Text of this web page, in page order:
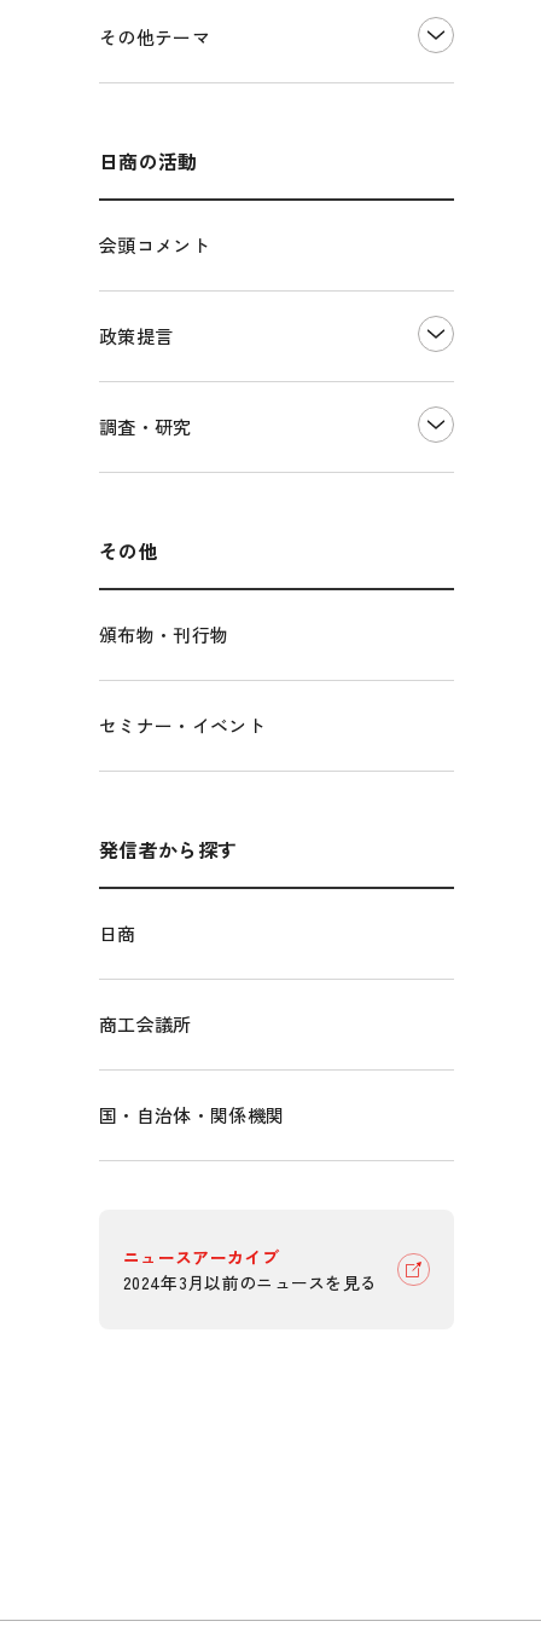
その他テーマ
多様な人材の活躍推進
各種制度・助成金
パートナーシップ構築宣言
海外展開イニシアティブ
輸出管理体制構築支援
日商の活動
会頭コメント
政策提言
国土強靭化・社会基盤整備・震災復興
調査・研究
その他
頒布物・刊行物
セミナー・イベント
発信者から探す
日商
商工会議所
国・自治体・関係機関
ニュースアーカイブ
2024年3月以前のニュースを見る